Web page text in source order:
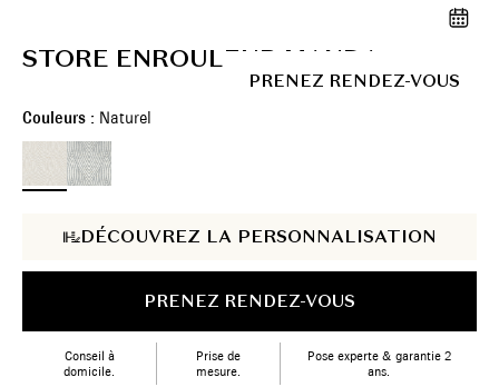
PRENEZ RENDEZ-VOUS
STORE ENROULEUR MANDA
Couleurs : Naturel
DÉCOUVREZ LA PERSONNALISATION
PRENEZ RENDEZ-VOUS
Conseil à
domicile.
Prise de
mesure.
Pose experte & garantie 2
ans.